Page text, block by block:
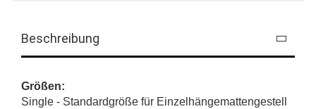
Beschreibung
Größen:
Single - Standardgröße für Einzelhängemattengestell